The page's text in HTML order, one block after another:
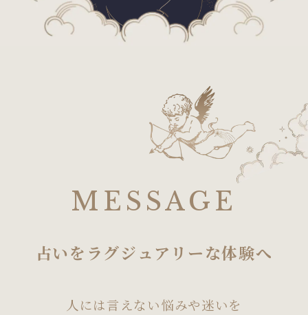
MESSAGE
占いをラグジュアリーな体験へ
人には言えない悩みや迷いを